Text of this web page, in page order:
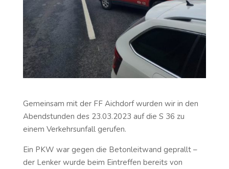
Gemeinsam mit der FF Aichdorf wurden wir in den
Abendstunden des 23.03.2023 auf die S 36 zu
einem Verkehrsunfall gerufen.
Ein PKW war gegen die Betonleitwand geprallt –
der Lenker wurde beim Eintreffen bereits von